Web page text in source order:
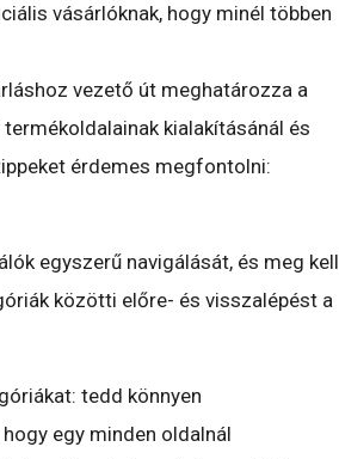
vásárlóknak, hogy minél többen
vezető út meghatározza a
kialakításánál és
érdemes megfontolni:
egyszerű navigálását, és meg kell
közötti előre- és visszalépést a
tedd könnyen
egy minden oldalnál